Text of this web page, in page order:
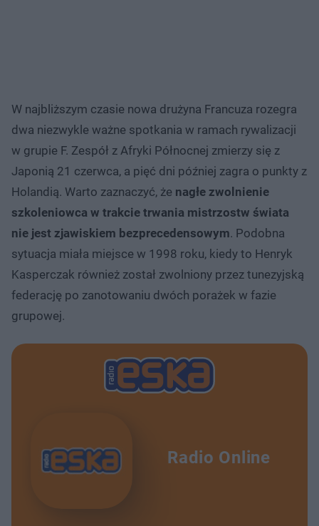
W najbliższym czasie nowa drużyna Francuza rozegra
dwa niezwykle ważne spotkania w ramach rywalizacji
w grupie F. Zespół z Afryki Północnej zmierzy się z
Japonią 21 czerwca, a pięć dni później zagra o punkty z
Holandią. Warto zaznaczyć, że nagłe zwolnienie
szkoleniowca w trakcie trwania mistrzostw świata
nie jest zjawiskiem bezprecedensowym. Podobna
sytuacja miała miejsce w 1998 roku, kiedy to Henryk
Kasperczak również został zwolniony przez tunezyjską
federację po zanotowaniu dwóch porażek w fazie
grupowej.
Radio Online